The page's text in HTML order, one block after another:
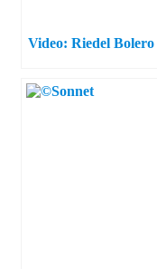
Video: Riedel